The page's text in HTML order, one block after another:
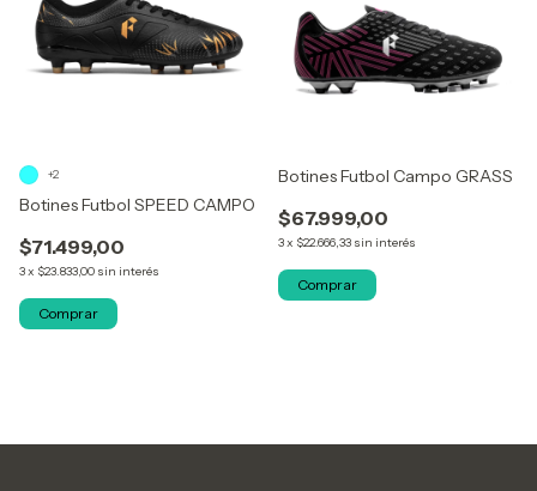
Botines Futbol SPEED CAMPO
$71.499,00
3x $23.833,00 sin interés
+2
Comprar
Botines Futbol Campo GRASS
$67.999,00
3x $22.666,33 sin interés
Comprar